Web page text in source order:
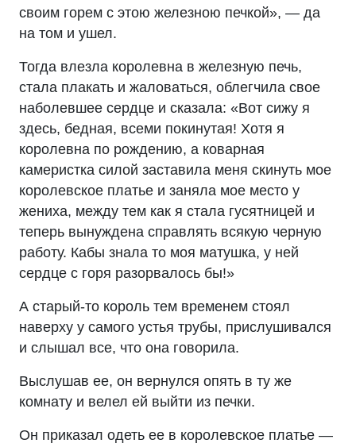
своим горем с этою железною печкой», — да
на том и ушел.
Тогда влезла королевна в железную печь,
стала плакать и жаловаться, облегчила свое
наболевшее сердце и сказала: «Вот сижу я
здесь, бедная, всеми покинутая! Хотя я
королевна по рождению, а коварная
камеристка силой заставила меня скинуть мое
королевское платье и заняла мое место у
жениха, между тем как я стала гусятницей и
теперь вынуждена справлять всякую черную
работу. Кабы знала то моя матушка, у ней
сердце с горя разорвалось бы!»
А старый-то король тем временем стоял
наверху у самого устья трубы, прислушивался
и слышал все, что она говорила.
Выслушав ее, он вернулся опять в ту же
комнату и велел ей выйти из печки.
Он приказал одеть ее в королевское платье —